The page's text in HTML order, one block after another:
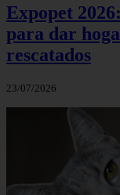
Expopet
para dar
rescatados
23/07/2026